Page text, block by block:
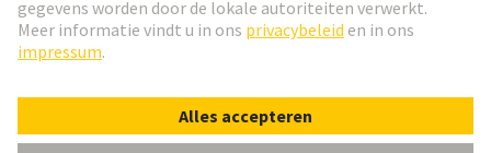
Nederlands
© HARTING Technology Group